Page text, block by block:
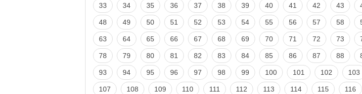
33 34 35 36 37 38 39 40 41 42 43
48 49 50 51 52 53 54 55 56 57 58
63 64 65 66 67 68 69 70 71 72 73
78 79 80 81 82 83 84 85 86 87 88
93 94 95 96 97 98 99 100 101 102 103
107 108 109 110 111 112 113 114 115 116